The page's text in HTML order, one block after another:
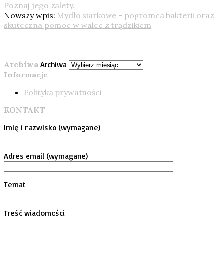
Poznaj jego zalety.
Nowszy wpis: Mydło siarkowe - pogromca bakterii oraz
skuteczna pomoc w walce z trądzikiem
Archiwa Archiwa
Informacje
Polityka prywatności
KONTAKT
Imię i nazwisko (wymagane)
Adres email (wymagane)
Temat
Treść wiadomości